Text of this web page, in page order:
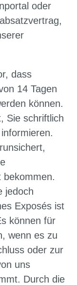
oder
dass
14 Tagen
können.
Sie schriftlich
bekommen.
jedoch
Exposés ist
können für
wenn es zu
oder zur
uns
Durch die